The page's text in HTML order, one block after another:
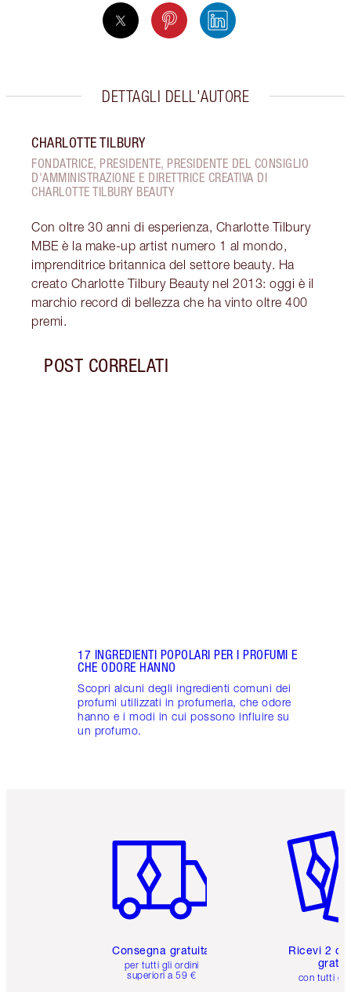
DETTAGLI DELL'AUTORE
CHARLOTTE TILBURY
FONDATRICE, PRESIDENTE, PRESIDENTE DEL CONSIGLIO
D'AMMINISTRAZIONE E DIRETTRICE CREATIVA DI
CHARLOTTE TILBURY BEAUTY
Con oltre 30 anni di esperienza, Charlotte Tilbury
MBE è la make-up artist numero 1 al mondo,
imprenditrice britannica del settore beauty. Ha
creato Charlotte Tilbury Beauty nel 2013: oggi è il
marchio record di bellezza che ha vinto oltre 400
premi.
POST CORRELATI
17 INGREDIENTI POPOLARI PER I PROFUMI E
CHE ODORE HANNO
Scopri alcuni degli ingredienti comuni dei
profumi utilizzati in profumeria, che odore
hanno e i modi in cui possono influire su
un profumo.
Consegna gratuita
per tutti gli ordini
superiori a 59 €
Ricevi 2
con tutti gli